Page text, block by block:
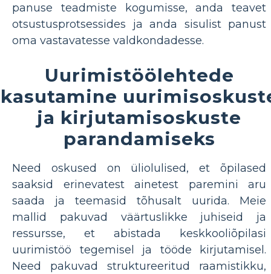
panuse teadmiste kogumisse, anda teavet
otsustusprotsessides ja anda sisulist panust
oma vastavatesse valdkondadesse.
Uurimistöölehtede
kasutamine
ja kirjutamisoskuste
parandamiseks
Need oskused on üliolulised, et õpilased
saaksid erinevatest ainetest paremini aru
saada ja teemasid tõhusalt uurida. Meie
mallid pakuvad väärtuslikke juhiseid ja
ressursse, et abistada keskkooliõpilasi
uurimistöö tegemisel ja tööde kirjutamisel.
Need pakuvad struktureeritud raamistikku,